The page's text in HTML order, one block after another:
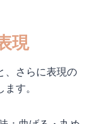
現
、さらに表現の
す。